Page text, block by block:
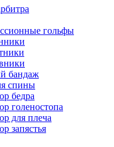
гольфы
бандаж
спины
бедра
голеностопа
для плеча
запястья